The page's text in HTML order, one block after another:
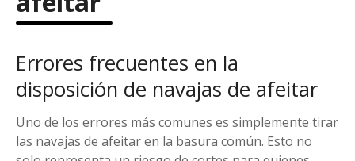
Errores frecuentes en la
disposición de navajas de afeitar
Uno de los errores más comunes es simplemente tirar
las navajas de afeitar en la basura común. Esto no